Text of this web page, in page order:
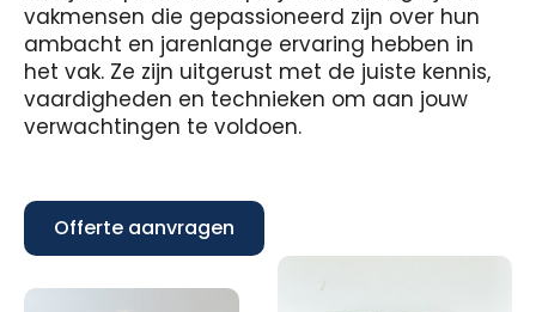
vakmensen die gepassioneerd zijn over hun
ambacht en jarenlange ervaring hebben in
het vak. Ze zijn uitgerust met de juiste kennis,
vaardigheden en technieken om aan jouw
verwachtingen te voldoen.
Offerte aanvragen